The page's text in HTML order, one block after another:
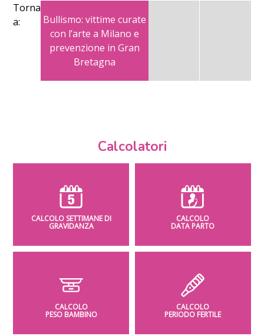
Torna
a:
Bullismo: vittime curate
con l’arte a Milano e
prevenzione in Gran
Bretagna
Calcolatori
CALCOLO SETTIMANE DI
GRAVIDANZA
CALCOLO
DATA PARTO
CALCOLO
PESO BAMBINO
CALCOLO
PERIODO FERTILE